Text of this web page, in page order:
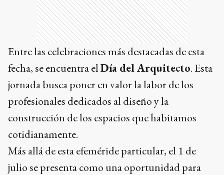
Entre las celebraciones más destacadas de esta
fecha, se encuentra elDía del Arquitecto. Esta
jornada busca poner en valor la labor de los
profesionales dedicados al diseño y la
construcción de los espacios que habitamos
cotidianamente.
Más allá de esta efeméride particular, el 1 de
julio se presenta como una oportunidad para